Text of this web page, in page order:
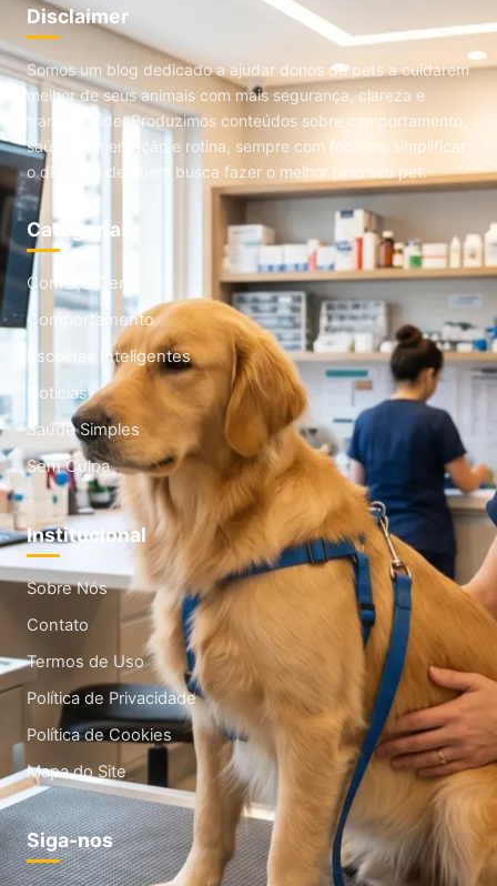
Disclaimer
Somos um blog dedicado a ajudar donos de pets a cuidarem
melhor de seus animais com mais segurança, clareza e
tranquilidade. Produzimos conteúdos sobre comportamento,
saúde, alimentação e rotina, sempre com foco em simplificar
o dia a dia de quem busca fazer o melhor pelo seu pet.
Categorias
Começo Certo
Comportamento
Escolhas Inteligentes
Noticias
Saúde Simples
Sem Culpa
Institucional
Sobre Nós
Contato
Termos de Uso
Política de Privacidade
Política de Cookies
Mapa do Site
Siga-nos